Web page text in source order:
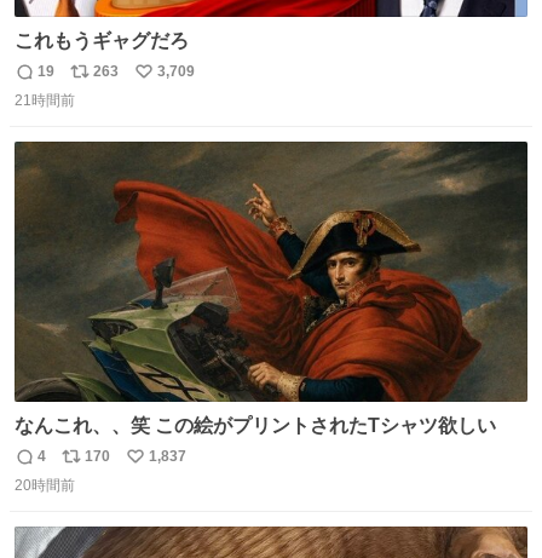
これもうギャグだろ
返
信
19
リ
ポ
263
い
3,709
21時間前
なんこれ、、笑 この絵がプリントされたTシャツ欲しい
返
信
4
リ
ポ
ト
170
い
数
1,837
20時間前